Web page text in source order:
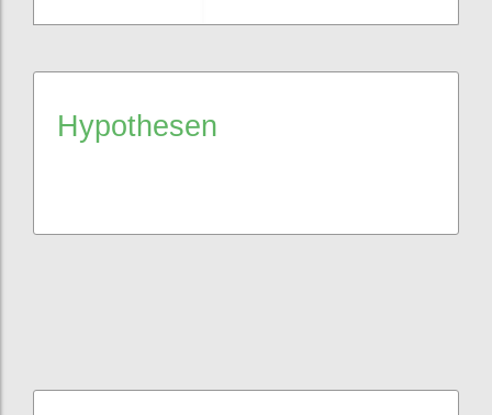
Hypothesen